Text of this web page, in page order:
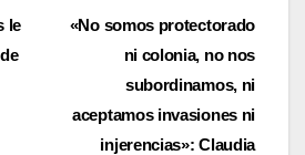
«No somos protectorado
ni colonia, no nos
subordinamos, ni
aceptamos invasiones ni
injerencias»: Claudia
le